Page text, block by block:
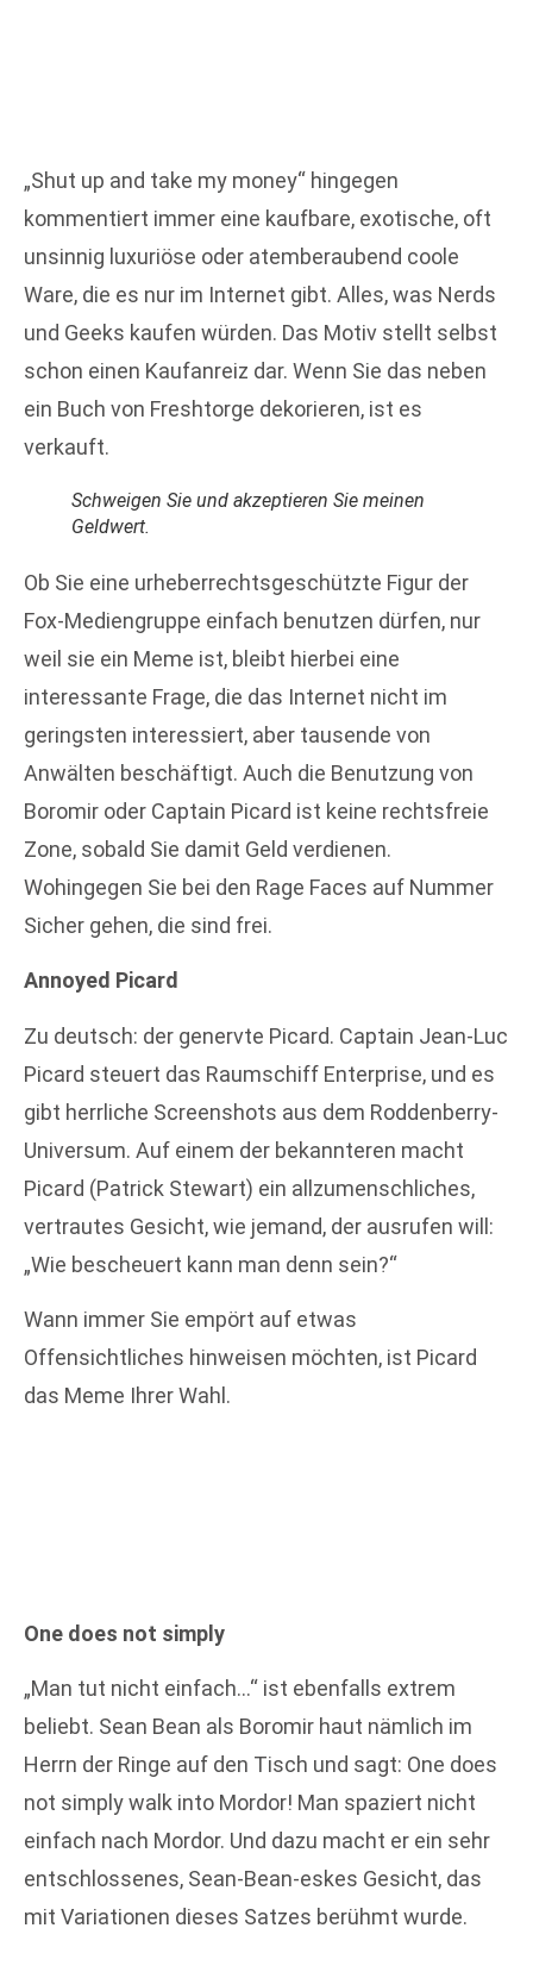
„Shut up and take my money“ hingegen
kommentiert immer eine kaufbare, exotische, oft
unsinnig luxuriöse oder atemberaubend coole
Ware, die es nur im Internet gibt. Alles, was Nerds
und Geeks kaufen würden. Das Motiv stellt selbst
schon einen Kaufanreiz dar. Wenn Sie das neben
ein Buch von Freshtorge dekorieren, ist es
verkauft.
Schweigen Sie und akzeptieren Sie meinen
Geldwert.
Ob Sie eine urheberrechtsgeschützte Figur der
Fox-Mediengruppe einfach benutzen dürfen, nur
weil sie ein Meme ist, bleibt hierbei eine
interessante Frage, die das Internet nicht im
geringsten interessiert, aber tausende von
Anwälten beschäftigt. Auch die Benutzung von
Boromir oder Captain Picard ist keine rechtsfreie
Zone, sobald Sie damit Geld verdienen.
Wohingegen Sie bei den Rage Faces auf Nummer
Sicher gehen, die sind frei.
Annoyed Picard
Zu deutsch: der genervte Picard. Captain Jean-Luc
Picard steuert das Raumschiff Enterprise, und es
gibt herrliche Screenshots aus dem Roddenberry-
Universum. Auf einem der bekannteren macht
Picard (Patrick Stewart) ein allzumenschliches,
vertrautes Gesicht, wie jemand, der ausrufen will:
„Wie bescheuert kann man denn sein?“
Wann immer Sie empört auf etwas
Offensichtliches hinweisen möchten, ist Picard
das Meme Ihrer Wahl.
One does not simply
„Man tut nicht einfach…“ ist ebenfalls extrem
beliebt. Sean Bean als Boromir haut nämlich im
Herrn der Ringe auf den Tisch und sagt: One does
not simply walk into Mordor! Man spaziert nicht
einfach nach Mordor. Und dazu macht er ein sehr
entschlossenes, Sean-Bean-eskes Gesicht, das
mit Variationen dieses Satzes berühmt wurde.